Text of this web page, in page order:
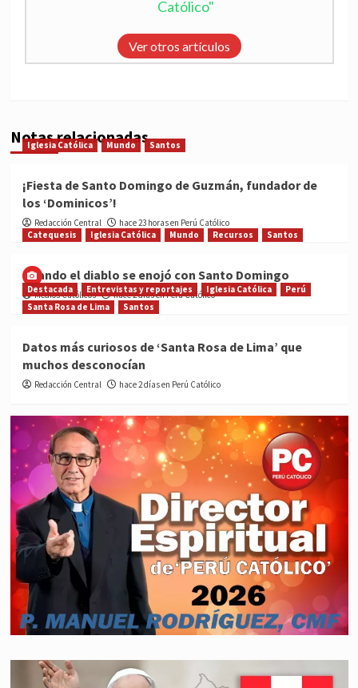
Católico"
Ver otros artículos
Notas relacionadas
Iglesia Católica Mundo Santos
¡Fiesta de Santo Domingo de Guzmán, fundador de
los ‘Dominicos’!
Redacción Central
hace 23 horas en Perú Católico
Catequesis
Iglesia Católica Mundo Recursos Santos
Cuando el diablo se enojó con Santo Domingo
Medios Católicos hace 2 días en Perú Católico
Destacada Entrevistas y reportajes Iglesia Católica
Perú
Santa Rosa de Lima
Santos
Datos más curiosos de ‘Santa Rosa de Lima’ que
muchos desconocían
Redacción Central hace 2 días en Perú Católico